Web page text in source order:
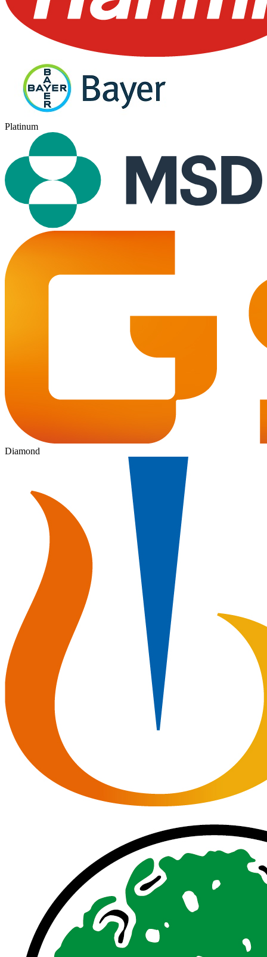
Platinum
Diamond